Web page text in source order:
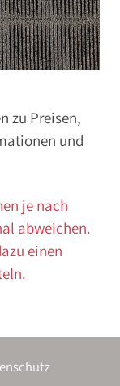
zu Preisen,
und
je nach
abweichen.
einen